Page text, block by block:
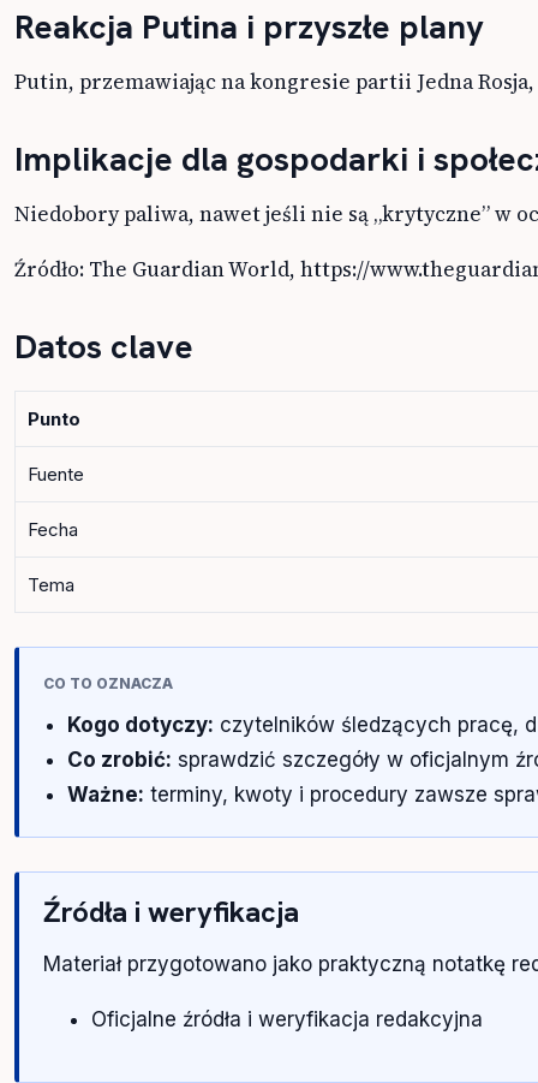
Reakcja Putina i przyszłe plany
Putin, przemawiając na kongresie partii Jedna
Implikacje dla gospodarki i
Niedobory paliwa, nawet jeśli nie są „krytyczne” w
Źródło: The Guardian World, https://
Datos clave
Punto
Fuente
Fecha
Tema
CO TO OZNACZA
Kogo dotyczy: czytelników śledzących pracę,
Co zrobić: sprawdzić szczegóły w oficjalnym
Ważne: terminy, kwoty i procedury zawsze
Źródła i weryfikacja
Materiał przygotowano jako praktyczną notatkę
Oficjalne źródła i weryfikacja redakcyjna